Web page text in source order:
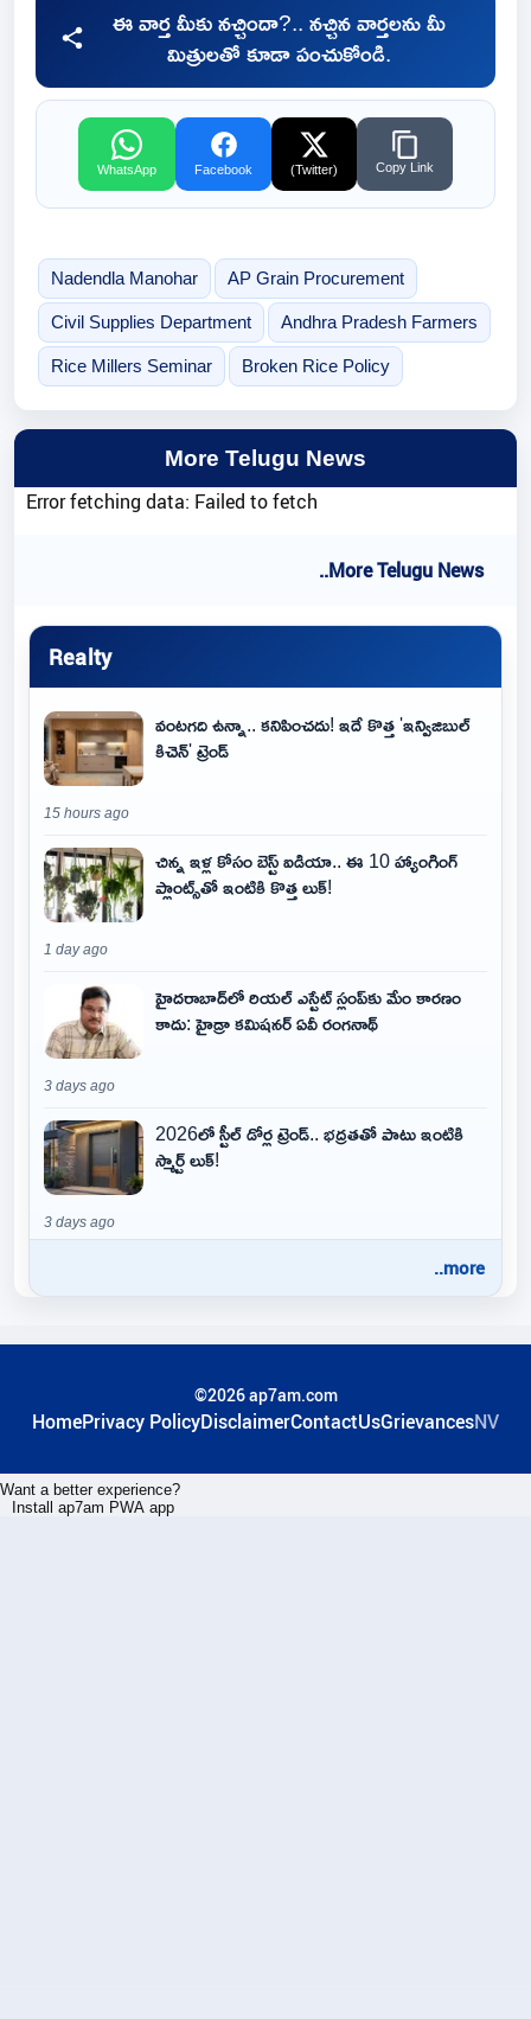
ఈ వార్త మీకు నచ్చిందా?.. నచ్చిన వార్తలను మీ
మిత్రులతో కూడా పంచుకోండి.
WhatsApp Facebook (Twitter) Copy Link
Nadendla Manohar AP Grain Procurement
Civil Supplies Department Andhra Pradesh Farmers
Rice Millers Seminar Broken Rice Policy
More Telugu News
Error fetching data: Failed to fetch
..More Telugu News
Realty
వంటగది ఉన్నా.. కనిపించదు! ఇదే కొత్త 'ఇన్విజిబుల్
కిచెన్' ట్రెండ్
15 hours ago
చిన్న ఇళ్ల కోసం బెస్ట్ ఐడియా.. ఈ 10 హ్యాంగింగ్
ప్లాంట్స్‌తో ఇంటికి కొత్త లుక్!
1 day ago
హైదరాబాద్‌లో రియల్ ఎస్టేట్ స్లంప్‌కు మేం కారణం
కాదు: హైడ్రా కమిషనర్ ఏవీ రంగనాథ్
3 days ago
2026లో స్టీల్ డోర్ల ట్రెండ్.. భద్రతతో పాటు ఇంటికి
స్మార్ట్ లుక్!
3 days ago
..more
©2026 ap7am.com
HomePrivacy PolicyDisclaimerContactUsGrievancesNV
Want a better experience?
Install ap7am PWA app